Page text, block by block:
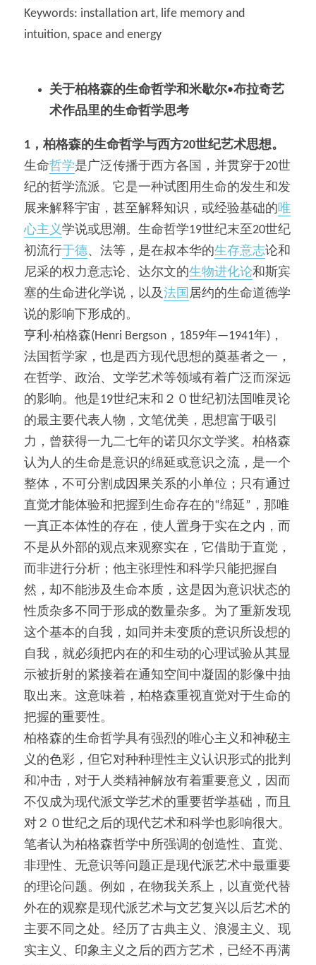
Keywords: installation art, life memory and
intuition, space and energy
关于柏格森的生命哲学和米歇尔•布拉奇艺
术作品里的生命哲学思考
1 ，柏格森的生命哲学与西方20世纪艺术思想。
生命哲学是广泛传播于西方各国，并贯穿于20世
纪的哲学流派。它是一种试图用生命的发生和发
展来解释宇宙，甚至解释知识，或经验基础的唯
心主义学说或思潮。生命哲学19世纪末至20世纪
初流行于德、法等，是在叔本华的生存意志论和
尼采的权力意志论、达尔文的生物进化论和斯宾
塞的生命进化学说，以及法国 居约的生命道德学
说的影响下形成的。
亨利·柏格森(Henri Bergson，1859年—1941年)，
法国哲学家，也是西方现代思想的奠基者之一，
在哲学、政治、文学艺术等领域有着广泛而深远
的影响。他是19世纪末和２０世纪初法国唯灵论
的最主要代表人物，文笔优美，思想富于吸引
力，曾获得一九二七年的诺贝尔文学奖。柏格森
认为人的生命是意识的绵延或意识之流，是一个
整体，不可分割成因果关系的小单位；只有通过
直觉才能体验和把握到生命存在的“绵延”，那唯
一真正本体性的存在，使人置身于实在之内，而
不是从外部的观点来观察实在，它借助于直觉，
而非进行分析；他主张理性和科学只能把握自
然，却不能涉及生命本质，这是因为意识状态的
性质杂多不同于形成的数量杂多。为了重新发现
这个基本的自我，如同并未变质的意识所设想的
自我，就必须把内在的和生动的心理试验从其显
示被折射的紧接着在通知空间中凝固的影像中抽
取出来。这意味着，柏格森重视直觉对于生命的
把握的重要性。
柏格森的生命哲学具有强烈的唯心主义和神秘主
义的色彩，但它对种种理性主义认识形式的批判
和冲击，对于人类精神解放有着重要意义，因而
不仅成为现代派文学艺术的重要哲学基础，而且
对２０世纪之后的现代艺术和科学也影响很大。
笔者认为柏格森哲学中所强调的创造性、直觉、
非理性、无意识等问题正是现代派艺术中最重要
的理论问题。例如，在物我关系上，以直觉代替
外在的观察是现代派艺术与文艺复兴以后艺术的
主要不同之处。经历了古典主义、浪漫主义、现
实主义、印象主义之后的西方艺术，已经不再满